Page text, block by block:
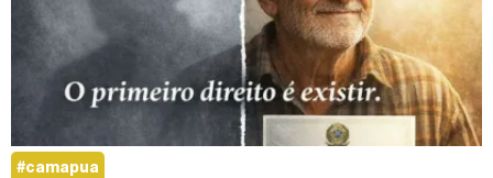
#camapua